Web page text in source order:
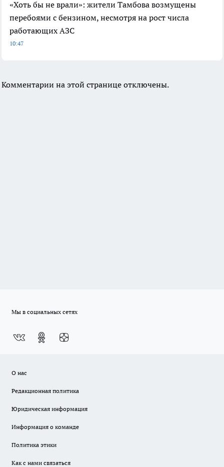
«Хоть бы не врали»: жители Тамбова возмущены
перебоями с бензином, несмотря на рост числа
работающих АЗС
10:47
Комментарии на этой странице отключены.
Мы в социальных сетях
О нас
Редакционная политика
Юридическая информация
Информация о команде
Политика этики
Как с нами связаться